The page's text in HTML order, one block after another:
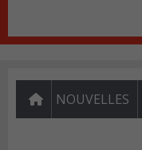
NOUVELLES